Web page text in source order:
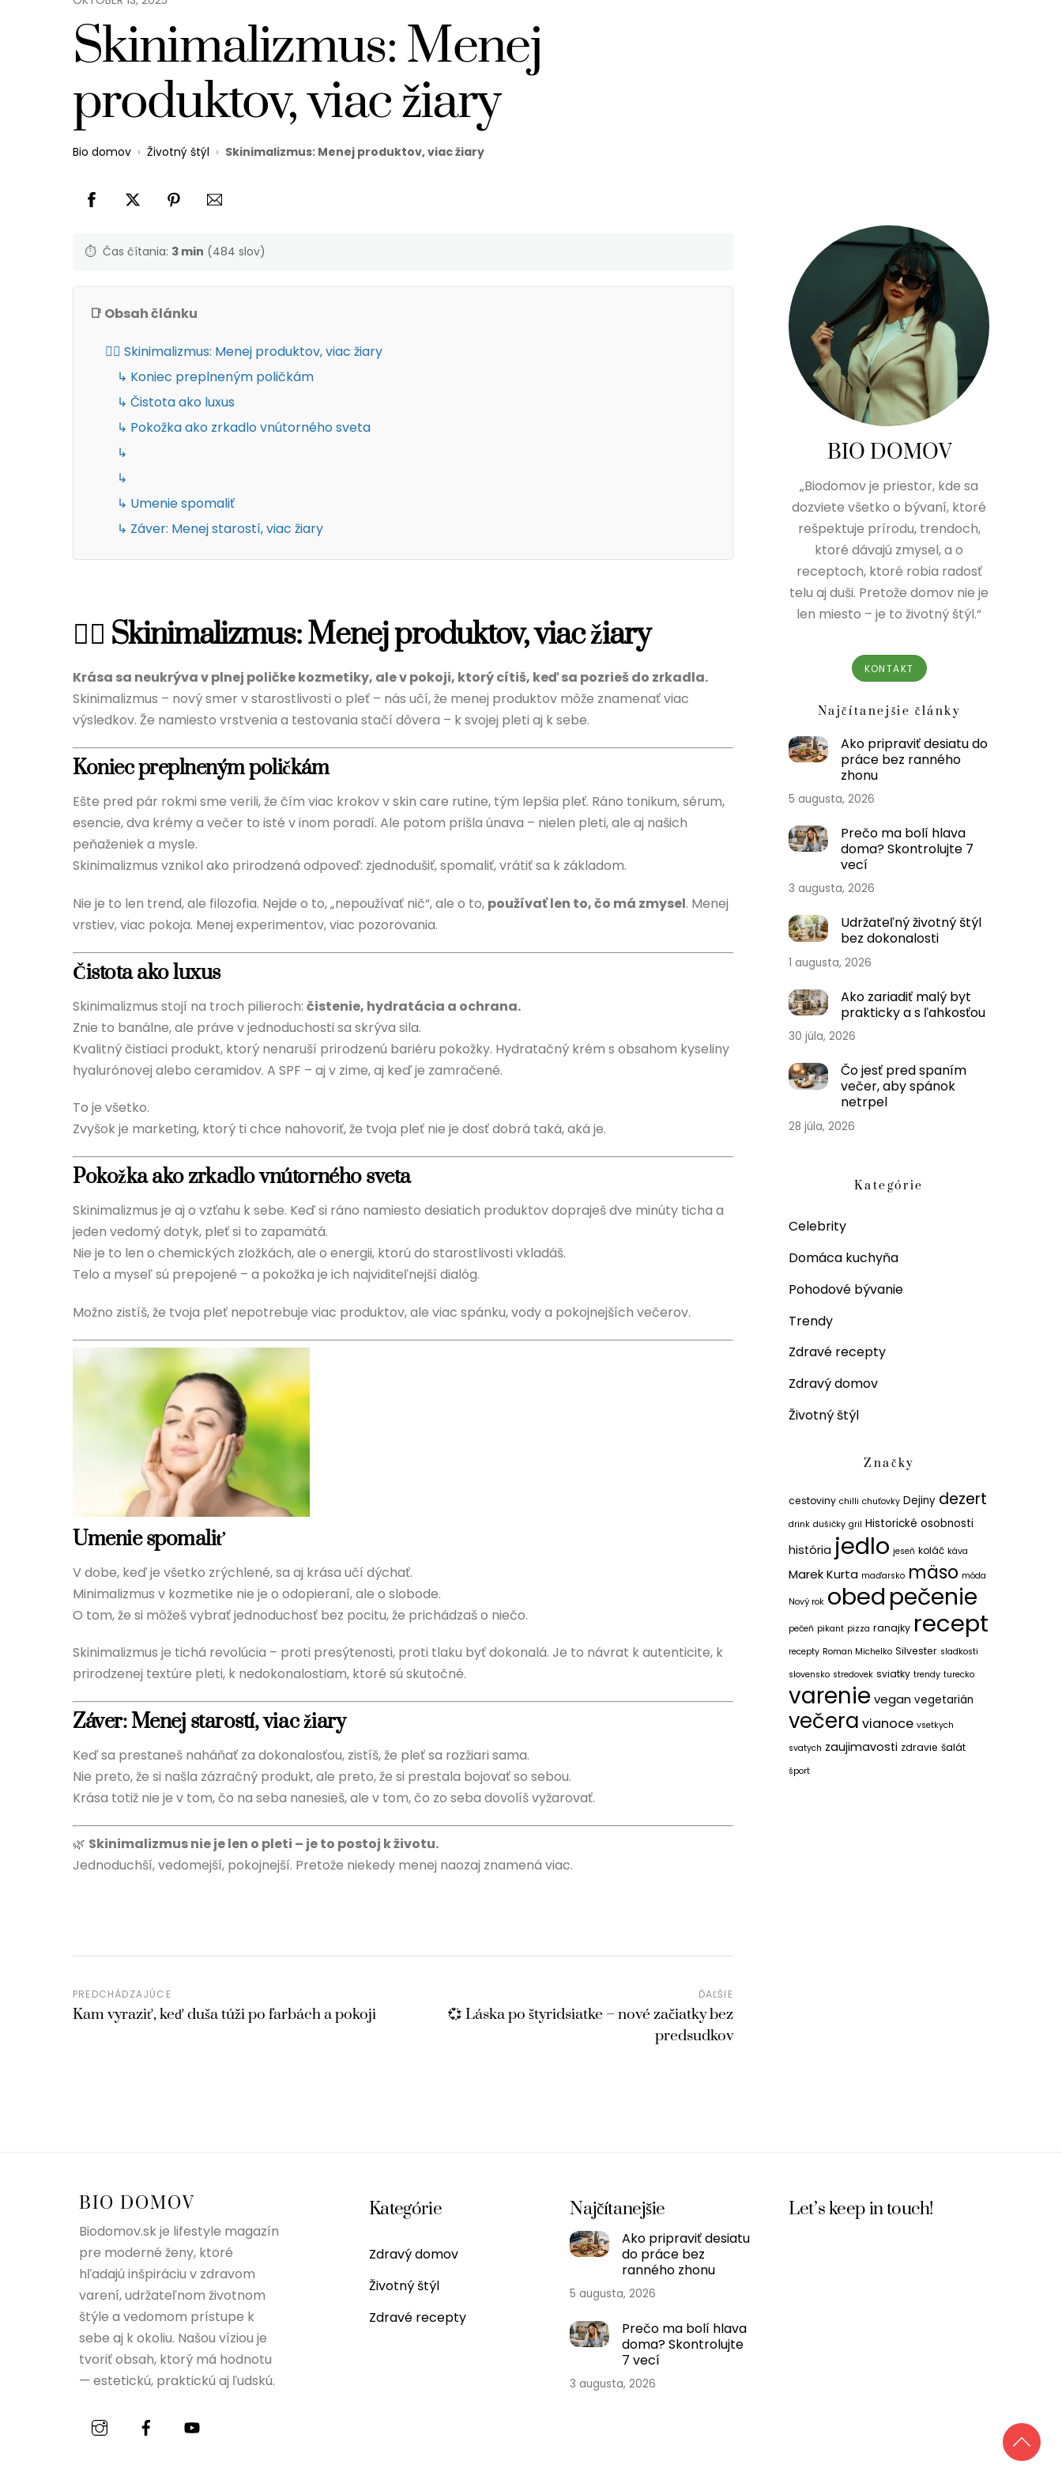
Skinimalizmus: Menej
produktov, viac žiary
Bio domov › Životný štýl › Skinimalizmus: Menej produktov, viac žiary
⏱️ Čas čítania: 3 min (484 slov)
📑 Obsah článku
💆‍♀️ Skinimalizmus: Menej produktov, viac žiary
↳ Koniec preplneným poličkám
↳ Čistota ako luxus
↳ Pokožka ako zrkadlo vnútorného sveta
↳
↳
↳ Umenie spomaliť
↳ Záver: Menej starostí, viac žiary
💆‍♀️ Skinimalizmus: Menej produktov, viac žiary
Krása sa neukrýva v plnej poličke kozmetiky, ale v pokoji, ktorý cítiš, keď sa pozrieš do zrkadla.
Skinimalizmus – nový smer v starostlivosti o pleť – nás učí, že menej produktov môže znamenať viac
výsledkov. Že namiesto vrstvenia a testovania stačí dôvera – k svojej pleti aj k sebe.
Koniec preplneným poličkám
Ešte pred pár rokmi sme verili, že čím viac krokov v skin care rutine, tým lepšia pleť. Ráno tonikum, sérum,
esencie, dva krémy a večer to isté v inom poradí. Ale potom prišla únava – nielen pleti, ale aj našich
peňaženiek a mysle.
Skinimalizmus vznikol ako prirodzená odpoveď: zjednodušiť, spomaliť, vrátiť sa k základom.
Nie je to len trend, ale filozofia. Nejde o to, „nepoužívať nič“, ale o to, používať len to, čo má zmysel. Menej
vrstiev, viac pokoja. Menej experimentov, viac pozorovania.
Čistota ako luxus
Skinimalizmus stojí na troch pilieroch: čistenie, hydratácia a ochrana.
Znie to banálne, ale práve v jednoduchosti sa skrýva sila.
Kvalitný čistiaci produkt, ktorý nenaruší prirodzenú bariéru pokožky. Hydratačný krém s obsahom kyseliny
hyalurónovej alebo ceramidov. A SPF – aj v zime, aj keď je zamračené.
To je všetko.
Zvyšok je marketing, ktorý ti chce nahovoriť, že tvoja pleť nie je dosť dobrá taká, aká je.
Pokožka ako zrkadlo vnútorného sveta
Skinimalizmus je aj o vzťahu k sebe. Keď si ráno namiesto desiatich produktov dopraješ dve minúty ticha a
jeden vedomý dotyk, pleť si to zapamätá.
Nie je to len o chemických zložkách, ale o energii, ktorú do starostlivosti vkladáš.
Telo a myseľ sú prepojené – a pokožka je ich najviditeľnejší dialóg.
Možno zistíš, že tvoja pleť nepotrebuje viac produktov, ale viac spánku, vody a pokojnejších večerov.
Umenie spomaliť
V dobe, keď je všetko zrýchlené, sa aj krása učí dýchať.
Minimalizmus v kozmetike nie je o odopieraní, ale o slobode.
O tom, že si môžeš vybrať jednoduchosť bez pocitu, že prichádzaš o niečo.
Skinimalizmus je tichá revolúcia – proti presýtenosti, proti tlaku byť dokonalá. Je to návrat k autenticite, k
prirodzenej textúre pleti, k nedokonalostiam, ktoré sú skutočné.
Záver: Menej starostí, viac žiary
Keď sa prestaneš naháňať za dokonalosťou, zistíš, že pleť sa rozžiari sama.
Nie preto, že si našla zázračný produkt, ale preto, že si prestala bojovať so sebou.
Krása totiž nie je v tom, čo na seba nanesieš, ale v tom, čo zo seba dovolíš vyžarovať.
🌿 Skinimalizmus nie je len o pleti – je to postoj k životu.
Jednoduchší, vedomejší, pokojnejší. Pretože niekedy menej naozaj znamená viac.
PREDCHÁDZAJÚCE
Kam vyraziť, keď duša túži po farbách a pokoji
ĎAĽŠIE
💞 Láska po štyridsiatke – nové začiatky bez
predsudkov
BIO DOMOV
„Biodomov je priestor, kde sa
dozviete všetko o bývaní, ktoré
rešpektuje prírodu, trendoch,
ktoré dávajú zmysel, a o
receptoch, ktoré robia radosť
telu aj duši. Pretože domov nie je
len miesto – je to životný štýl.“
KONTAKT
Najčítanejšie články
Ako pripraviť desiatu do
práce bez ranného
zhonu
5 augusta, 2026
Prečo ma bolí hlava
doma? Skontrolujte 7
vecí
3 augusta, 2026
Udržateľný životný štýl
bez dokonalosti
1 augusta, 2026
Ako zariadiť malý byt
prakticky a s ľahkosťou
30 júla, 2026
Čo jesť pred spaním
večer, aby spánok
netrpel
28 júla, 2026
Kategórie
Celebrity
Domáca kuchyňa
Pohodové bývanie
Trendy
Zdravé recepty
Zdravý domov
Životný štýl
Značky
cestoviny chilli chuťovky Dejiny dezert
drink dušičky gril Historické osobnosti
história jedlo jeseň koláč káva
Marek Kurta maďarsko mäso móda
Nový rok obed pečenie
pečeň pikant pizza ranajky recept
recepty Roman Michelko Silvester sladkosti
slovensko stredovek sviatky trendy turecko
varenie vegan vegetarián
večera vianoce vsetkych
svatych zaujimavosti zdravie šalát
šport
BIO DOMOV
Biodomov.sk je lifestyle magazín
pre moderné ženy, ktoré
hľadajú inšpiráciu v zdravom
varení, udržateľnom životnom
štýle a vedomom prístupe k
sebe aj k okoliu. Našou víziou je
tvoriť obsah, ktorý má hodnotu
— estetickú, praktickú aj ľudskú.
Kategórie
Zdravý domov
Životný štýl
Zdravé recepty
Najčítanejšie
Ako pripraviť desiatu
do práce bez
ranného zhonu
5 augusta, 2026
Prečo ma bolí hlava
doma? Skontrolujte
7 vecí
3 augusta, 2026
Let’s keep in touch!